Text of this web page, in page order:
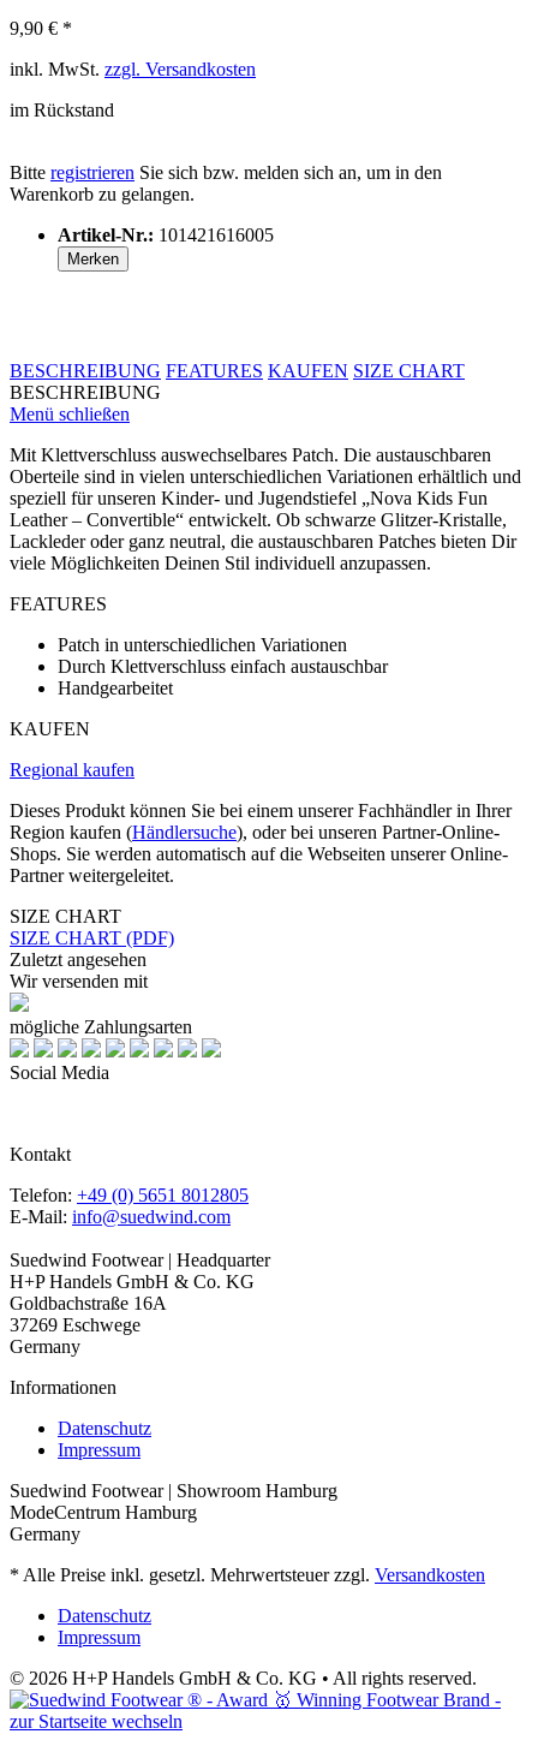
9,90 € *
inkl. MwSt. zzgl. Versandkosten
im Rückstand
Bitte registrieren Sie sich bzw. melden sich an, um in den
Warenkorb zu gelangen.
Artikel-Nr.: 101421616005
Merken
BESCHREIBUNG FEATURES KAUFEN SIZE CHART
BESCHREIBUNG
Menü schließen
Mit Klettverschluss auswechselbares Patch. Die austauschbaren
Oberteile sind in vielen unterschiedlichen Variationen erhältlich und
speziell für unseren Kinder- und Jugendstiefel „Nova Kids Fun
Leather – Convertible“ entwickelt. Ob schwarze Glitzer-Kristalle,
Lackleder oder ganz neutral, die austauschbaren Patches bieten Dir
viele Möglichkeiten Deinen Stil individuell anzupassen.
FEATURES
Patch in unterschiedlichen Variationen
Durch Klettverschluss einfach austauschbar
Handgearbeitet
KAUFEN
Regional kaufen
Dieses Produkt können Sie bei einem unserer Fachhändler in Ihrer
Region kaufen (Händlersuche), oder bei unseren Partner-Online-
Shops. Sie werden automatisch auf die Webseiten unserer Online-
Partner weitergeleitet.
SIZE CHART
SIZE CHART (PDF)
Zuletzt angesehen
Wir versenden mit
mögliche Zahlungsarten
Social Media
Kontakt
Telefon: +49 (0) 5651 8012805
E-Mail: info@suedwind.com
Suedwind Footwear | Headquarter
H+P Handels GmbH & Co. KG
Goldbachstraße 16A
37269 Eschwege
Germany
Informationen
Datenschutz
Impressum
Suedwind Footwear | Showroom Hamburg
ModeCentrum Hamburg
Germany
* Alle Preise inkl. gesetzl. Mehrwertsteuer zzgl. Versandkosten
Datenschutz
Impressum
© 2026 H+P Handels GmbH & Co. KG • All rights reserved.